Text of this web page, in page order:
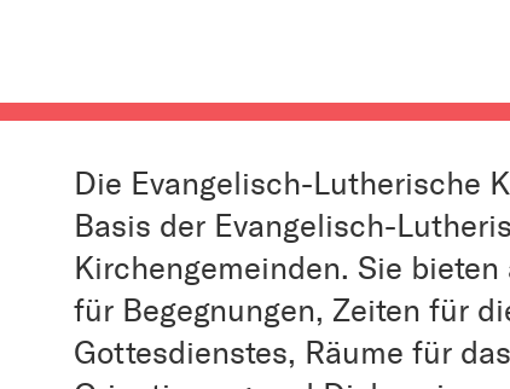
Die Evangelisch-Lutherische
Basis der Evangelisch-
Kirchengemeinden. Sie
für Begegnungen, Zeiten für
Gottesdienstes, Räume für